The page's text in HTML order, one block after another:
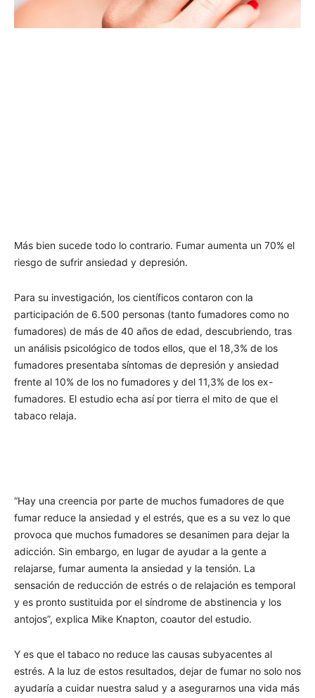
Más bien sucede todo lo contrario. Fumar aumenta un 70% el
riesgo de sufrir ansiedad y depresión.
Para su investigación, los científicos contaron con la
participación de 6.500 personas (tanto fumadores como no
fumadores) de más de 40 años de edad, descubriendo, tras
un análisis psicológico de todos ellos, que el 18,3% de los
fumadores presentaba síntomas de depresión y ansiedad
frente al 10% de los no fumadores y del 11,3% de los ex-
fumadores. El estudio echa así por tierra el mito de que el
tabaco relaja.
“Hay una creencia por parte de muchos fumadores de que
fumar reduce la ansiedad y el estrés, que es a su vez lo que
provoca que muchos fumadores se desanimen para dejar la
adicción. Sin embargo, en lugar de ayudar a la gente a
relajarse, fumar aumenta la ansiedad y la tensión. La
sensación de reducción de estrés o de relajación es temporal
y es pronto sustituida por el síndrome de abstinencia y los
antojos”, explica Mike Knapton, coautor del estudio.
Y es que el tabaco no reduce las causas subyacentes al
estrés. A la luz de estos resultados, dejar de fumar no solo nos
ayudaría a cuidar nuestra salud y a asegurarnos una vida más